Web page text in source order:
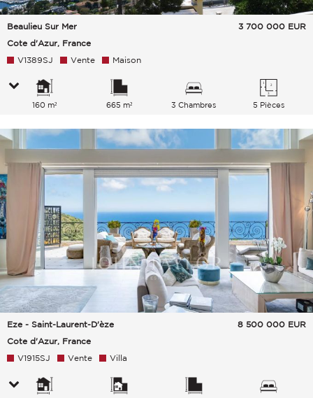
Beaulieu Sur Mer
Cote d'Azur, France
3 700 000 EUR
V1389SJ Vente Maison
160 m² 665 m² 3 Chambres 5 Pièces
Eze - Saint-Laurent-D'èze
Cote d'Azur, France
8 500 000 EUR
V1915SJ Vente Villa